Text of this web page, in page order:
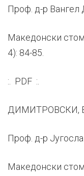
Проф. д-р Вангел
Македонски
4): 84-85.
:. PDF :.
ДИМИТРОВСКИ,
Проф. д-р
Македонски